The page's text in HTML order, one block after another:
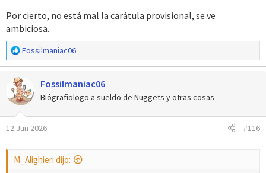
Por cierto, no está mal la carátula provisional, se ve
ambiciosa.
R
e
a
c
c
i
o
n
:
Fossilmaniac06
Fossilmaniac06
Biógrafiologo a sueldo de Nuggets y otras cosas
12 Jun 2026 #116
M_Alighieri dijo: